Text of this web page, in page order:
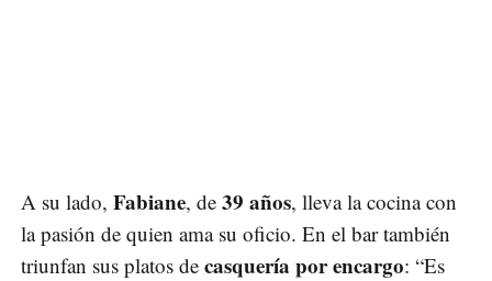
A su lado, Fabiane, de 39 años, lleva la cocina con
la pasión de quien ama su oficio. En el bar también
triunfan sus platos de casquería por encargo: “Es